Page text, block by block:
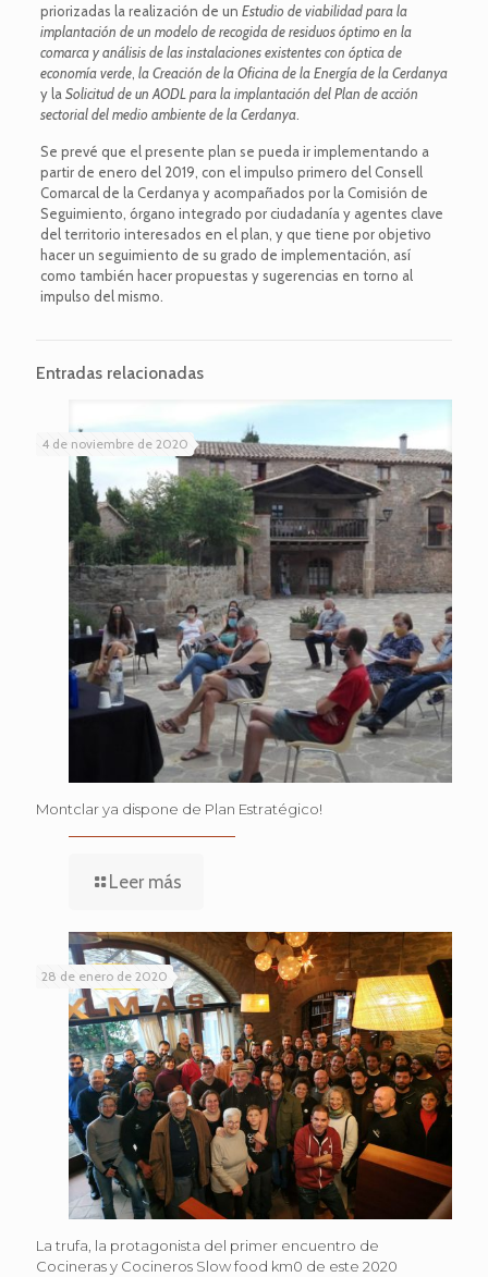
priorizadas la realización de un Estudio de viabilidad para la
implantación de un modelo de recogida de residuos óptimo en la
comarca y análisis de las instalaciones existentes con óptica de
economía verde, la Creación de la Oficina de la Energía de la Cerdanya
y la Solicitud de un AODL para la implantación del Plan de acción
sectorial del medio ambiente de la Cerdanya.
Se prevé que el presente plan se pueda ir implementando a
partir de enero del 2019, con el impulso primero del Consell
Comarcal de la Cerdanya y acompañados por la Comisión de
Seguimiento, órgano integrado por ciudadanía y agentes clave
del territorio interesados ​​en el plan, y que tiene por objetivo
hacer un seguimiento de su grado de implementación, así
como también hacer propuestas y sugerencias en torno al
impulso del mismo.
Entradas relacionadas
4 de noviembre de 2020
Montclar ya dispone de Plan Estratégico!
Leer más
28 de enero de 2020
La trufa, la protagonista del primer encuentro de
Cocineras y Cocineros Slow food km0 de este 2020